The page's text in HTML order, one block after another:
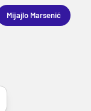
Mijajlo Marsenić